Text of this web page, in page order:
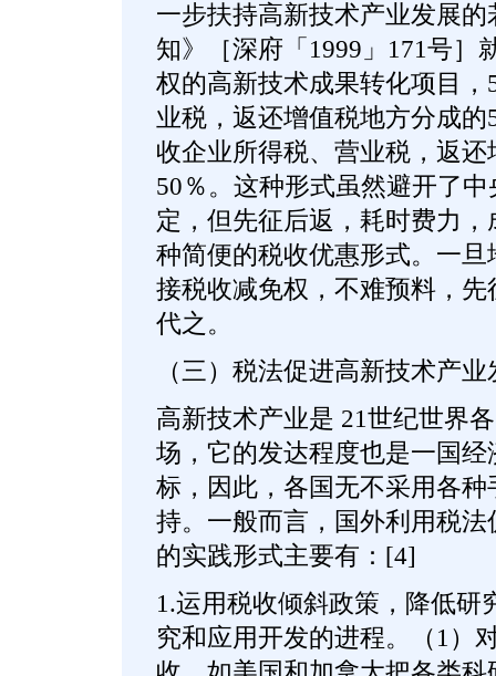
一步扶持高新技术产业发展
知》［深府「1999」171号］
权的高新技术成果转化项目
业税，返还增值税地方分成
收企业所得税、营业税，返
50％。这种形式虽然避开了
定，但先征后返，耗时费力
种简便的税收优惠形式。一
接税收减免权，不难预料，
代之。
（三）税法促进高新技术产
高新技术产业是 21世纪世界
场，它的发达程度也是一国
标，因此，各国无不采用各
持。一般而言，国外利用税
的实践形式主要有：[4]
1.运用税收倾斜政策，降低研
究和应用开发的进程。（1）